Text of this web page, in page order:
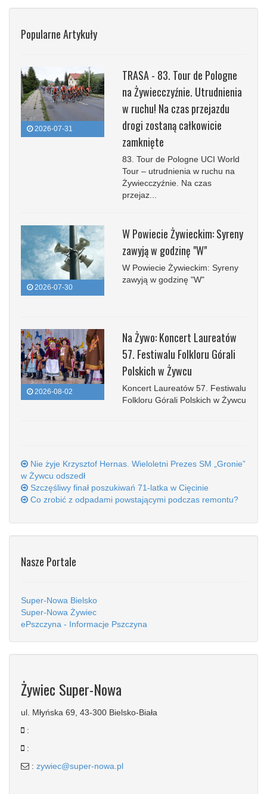
Popularne Artykuły
2026-07-31
TRASA - 83. Tour de Pologne
na Żywiecczyźnie. Utrudnienia
w ruchu! Na czas przejazdu
drogi zostaną całkowicie
zamknięte
83. Tour de Pologne UCI World
Tour – utrudnienia w ruchu na
Żywiecczyźnie. Na czas
przejaz...
2026-07-30
W Powiecie Żywieckim: Syreny
zawyją w godzinę "W"
W Powiecie Żywieckim: Syreny
zawyją w godzinę "W"
2026-08-02
Na Żywo: Koncert Laureatów
57. Festiwalu Folkloru Górali
Polskich w Żywcu
Koncert Laureatów 57. Festiwalu
Folkloru Górali Polskich w Żywcu
Nie żyje Krzysztof Hernas. Wieloletni Prezes SM „Gronie”
w Żywcu odszedł
Szczęśliwy finał poszukiwań 71-latka w Cięcinie
Co zrobić z odpadami powstającymi podczas remontu?
Nasze Portale
Super-Nowa Bielsko
Super-Nowa Żywiec
ePszczyna - Informacje Pszczyna
Żywiec Super-Nowa
ul. Młyńska 69, 43-300 Bielsko-Biała
:
:
: zywiec@super-nowa.pl